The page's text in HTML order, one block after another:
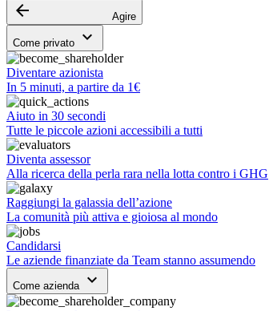
arrow_backward Agire
Come privato keyboard_arrow_down
Diventare azionista
In 5 minuti, a partire da 1€
Aiuto in 30 secondi
Tutte le piccole azioni accessibili a tutti
Diventa assessor
Alla ricerca della perla rara nella lotta contro i GHG
Raggiungi la galassia dell’azione
La comunità più attiva e gioiosa al mondo
Candidarsi
Le aziende finanziate da Team stanno assumendo
Come azienda keyboard_arrow_down